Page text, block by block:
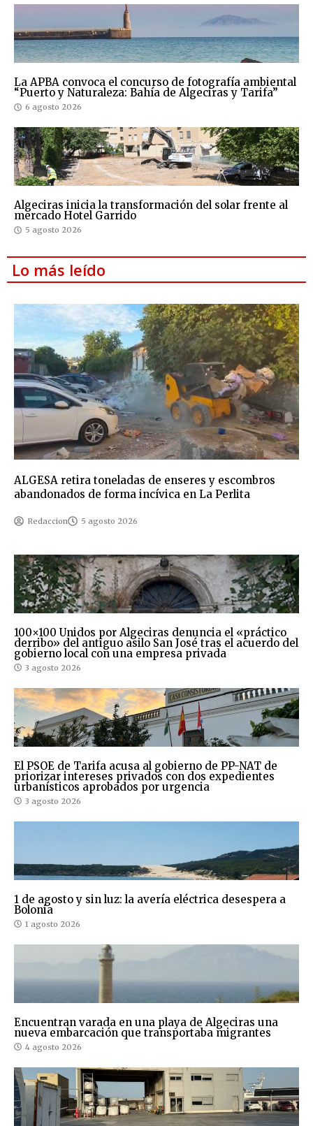
La APBA convoca el concurso de fotografía ambiental
“Puerto y Naturaleza: Bahía de Algeciras y Tarifa”
6 agosto 2026
Algeciras inicia la transformación del solar frente al
mercado Hotel Garrido
5 agosto 2026
Lo más leído
ALGESA retira toneladas de enseres y escombros
abandonados de forma incívica en La Perlita
Redaccion 5 agosto 2026
100×100 Unidos por Algeciras denuncia el «práctico
derribo» del antiguo asilo San José tras el acuerdo del
gobierno local con una empresa privada
3 agosto 2026
El PSOE de Tarifa acusa al gobierno de PP-NAT de
priorizar intereses privados con dos expedientes
urbanísticos aprobados por urgencia
3 agosto 2026
1 de agosto y sin luz: la avería eléctrica desespera a
Bolonia
1 agosto 2026
Encuentran varada en una playa de Algeciras una
nueva embarcación que transportaba migrantes
4 agosto 2026